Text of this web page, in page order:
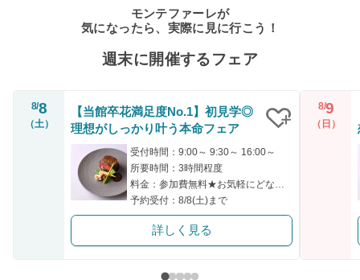
モンテファーレが
気になったら、実際に見に行こう！
週末に開催するフェア
8/8
（土）
【当館卒花満足度No.1】初見学◎
理想がしっかり叶う本命フェア
受付時間：9:00～ 9:30～ 16:00～
所要時間：3時間程度
予約受付：8/8(土)まで
詳しく見る
8/9
（日）